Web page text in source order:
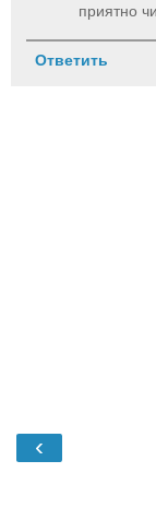
приятно
Ответить
‹